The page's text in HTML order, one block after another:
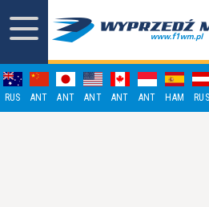
RUS ANT ANT ANT ANT ANT HAM RUS